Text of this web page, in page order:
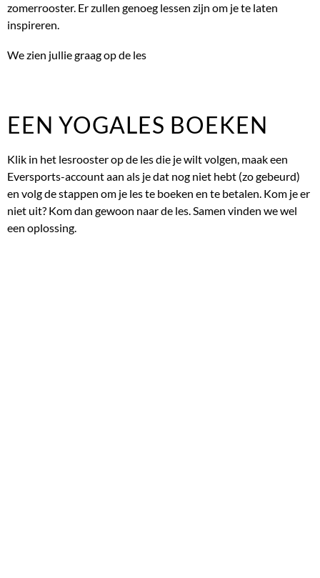
zomerrooster. Er zullen genoeg lessen zijn om je te laten
inspireren.
We zien jullie graag op de les
EEN YOGALES BOEKEN
Klik in het lesrooster op de les die je wilt volgen, maak een
Eversports-account aan als je dat nog niet hebt (zo gebeurd)
en volg de stappen om je les te boeken en te betalen. Kom je er
niet uit? Kom dan gewoon naar de les. Samen vinden we wel
een oplossing.